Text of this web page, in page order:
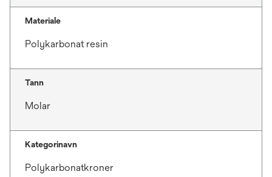
Materiale
Polykarbonat resin
Tann
Molar
Kategorinavn
Polykarbonatkroner